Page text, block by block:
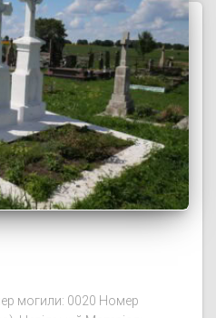
могили: 0020 Номер